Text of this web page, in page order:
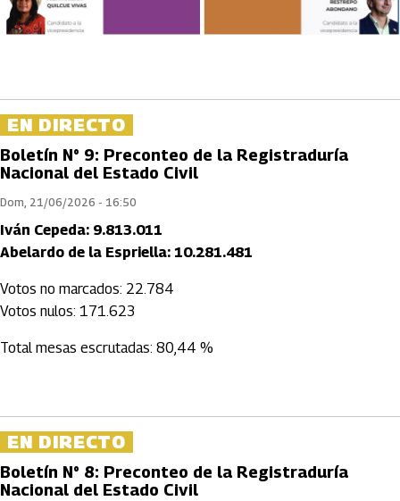
EN DIRECTO
Boletín N° 9: Preconteo de la Registraduría
Nacional del Estado Civil
Dom, 21/06/2026 - 16:50
Iván Cepeda: 9.813.011
Abelardo de la Espriella: 10.281.481
Votos no marcados: 22.784
Votos nulos: 171.623
Total mesas escrutadas: 80,44 %
EN DIRECTO
Boletín N° 8: Preconteo de la Registraduría
Nacional del Estado Civil